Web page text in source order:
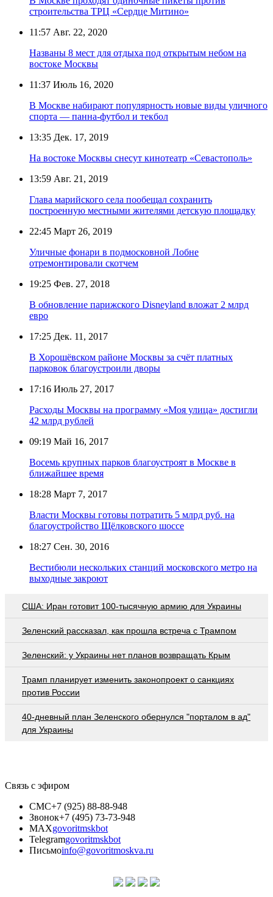
строительства ТРЦ «Сердце Митино»
11:57 Авг. 22, 2020
Названы 8 мест для отдыха под открытым небом на
востоке Москвы
11:37 Июль 16, 2020
В Москве набирают популярность новые виды уличного
спорта — панна-футбол и текбол
13:35 Дек. 17, 2019
На востоке Москвы снесут кинотеатр «Севастополь»
13:59 Авг. 21, 2019
Глава марийского села пообещал сохранить
построенную местными жителями детскую площадку
22:45 Март 26, 2019
Уличные фонари в подмосковной Лобне
отремонтировали скотчем
19:25 Фев. 27, 2018
В обновление парижского Disneyland вложат 2 млрд
евро
17:25 Дек. 11, 2017
В Хорошёвском районе Москвы за счёт платных
парковок благоустроили дворы
17:16 Июль 27, 2017
Расходы Москвы на программу «Моя улица» достигли
42 млрд рублей
09:19 Май 16, 2017
Восемь крупных парков благоустроят в Москве в
ближайшее время
18:28 Март 7, 2017
Власти Москвы готовы потратить 5 млрд руб. на
благоустройство Щёлковского шоссе
18:27 Сен. 30, 2016
Вестибюли нескольких станций московского метро на
выходные закроют
США: Иран готовит 100-тысячную армию для Украины
Зеленский рассказал, как прошла встреча с Трампом
Зеленский: у Украины нет планов возвращать Крым
Трамп планирует изменить законопроект о санкциях
против России
40-дневный план Зеленского обернулся "порталом в ад"
для Украины
Связь с эфиром
СМС+7 (925) 88-88-948
Звонок+7 (495) 73-73-948
MAXgovoritmskbot
Telegramgovoritmskbot
Письмоinfo@govoritmoskva.ru